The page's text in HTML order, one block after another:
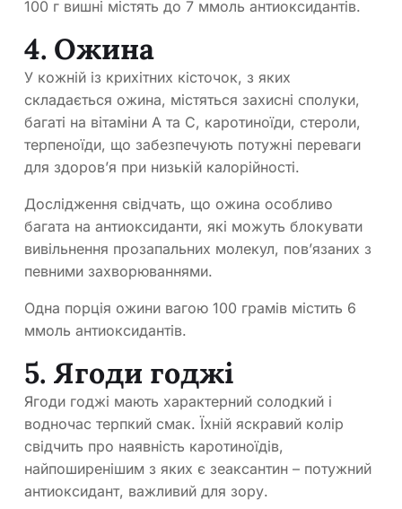
100 г вишні містять до 7 ммоль антиоксидантів.
4. Ожина
У кожній із крихітних кісточок, з яких
складається ожина, містяться захисні сполуки,
багаті на вітаміни А та С, каротиноїди, стероли,
терпеноїди, що забезпечують потужні переваги
для здоров’я при низькій калорійності.
Дослідження свідчать, що ожина особливо
багата на антиоксиданти, які можуть блокувати
вивільнення прозапальних молекул, пов’язаних з
певними захворюваннями.
Одна порція ожини вагою 100 грамів містить 6
ммоль антиоксидантів.
5. Ягоди годжі
Ягоди годжі мають характерний солодкий і
водночас терпкий смак. Їхній яскравий колір
свідчить про наявність каротиноїдів,
найпоширенішим з яких є зеаксантин – потужний
антиоксидант, важливий для зору.